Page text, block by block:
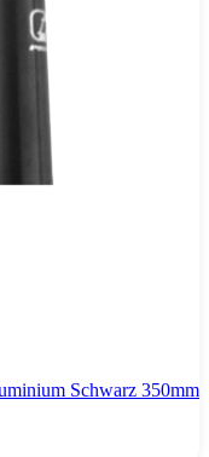
Schwarz 350mm